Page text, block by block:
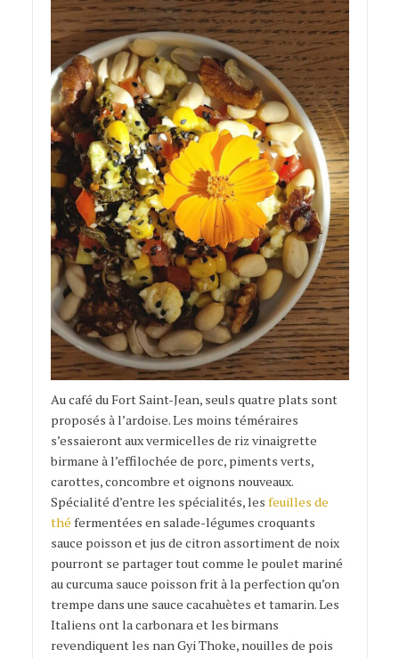
Au café du Fort Saint-Jean, seuls quatre plats sont
proposés à l’ardoise. Les moins téméraires
s’essaieront aux vermicelles de riz vinaigrette
birmane à l’effilochée de porc, piments verts,
carottes, concombre et oignons nouveaux.
Spécialité d’entre les spécialités, les feuilles de
thé fermentées en salade-légumes croquants
sauce poisson et jus de citron assortiment de noix
pourront se partager tout comme le poulet mariné
au curcuma sauce poisson frit à la perfection qu’on
trempe dans une sauce cacahuètes et tamarin. Les
Italiens ont la carbonara et les birmans
revendiquent les nan Gyi Thoke, nouilles de pois